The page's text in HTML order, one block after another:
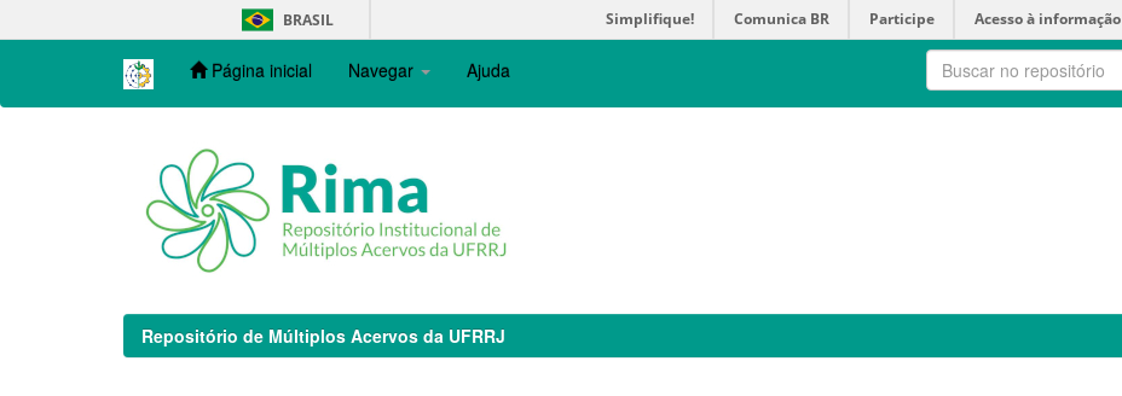
navigation
BRASIL Simplifique! Comunica BR Participe Acesso à informação
Página inicial Navegar Ajuda
Repositório de Múltiplos Acervos da UFRRJ